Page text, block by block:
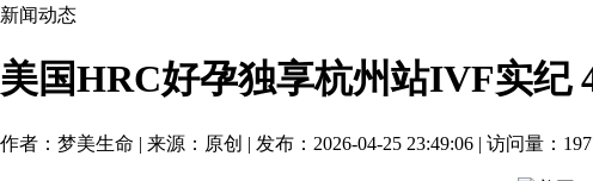
新闻动态
美国HRC好孕独享杭州站IVF实纪
作者：梦美生命 | 来源：原创 | 发布：2026-04-25 23:49:06 | 访问量：